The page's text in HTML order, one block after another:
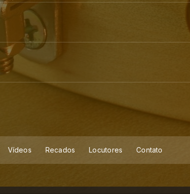
Vídeos Recados Locutores Contato